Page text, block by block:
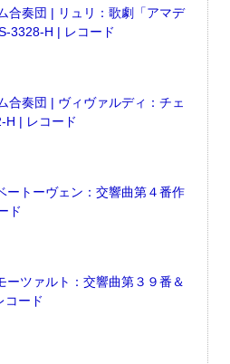
合奏団 | リュリ：歌劇「アマデ
3328-H | レコード
合奏団 | ヴィヴァルディ：チェ
H | レコード
ートーヴェン：交響曲第４番作
ド
ーツァルト：交響曲第３９番＆
コード